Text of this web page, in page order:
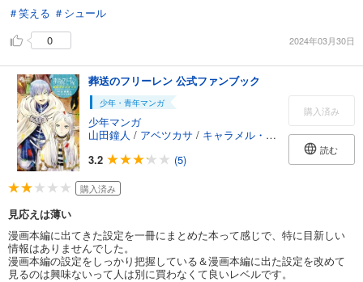
＃笑える ＃シュール
0
2024年03月30日
葬送のフリーレン 公式ファンブック
少年・青年マンガ
少年マンガ
山田鐘人 / アベツカサ / キャラメル・ママ
3.2
(5)
購入済み
読む
購入済み
見応えは薄い
漫画本編に出てきた設定を一冊にまとめた本って感じで、特に目新しい
情報はありませんでした。
漫画本編の設定をしっかり把握している＆漫画本編に出た設定を改めて
見るのは興味ないって人は別に買わなくて良いレベルです。